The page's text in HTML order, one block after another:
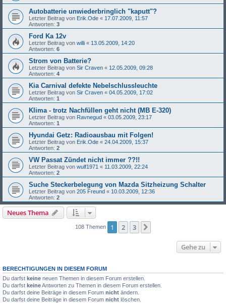
Autobatterie unwiederbringlich "kaputt"?
Letzter Beitrag von Erik.Ode « 17.07.2009, 11:57
Antworten: 3
Ford Ka 12v
Letzter Beitrag von willi « 13.05.2009, 14:20
Antworten: 6
Strom von Batterie?
Letzter Beitrag von Sir Craven « 12.05.2009, 09:28
Antworten: 4
Kia Carnival defekte Nebelschlussleuchte
Letzter Beitrag von Sir Craven « 04.05.2009, 17:02
Antworten: 1
Klima - trotz Nachfüllen geht nicht (MB E-320)
Letzter Beitrag von Ravnegud « 03.05.2009, 23:17
Antworten: 1
Hyundai Getz: Radioausbau mit Folgen!
Letzter Beitrag von Erik.Ode « 24.04.2009, 15:37
Antworten: 2
VW Passat Zündet nicht immer ??!!
Letzter Beitrag von wulf1971 « 11.03.2009, 22:24
Antworten: 2
Suche Steckerbelegung von Mazda Sitzheizung Schalter
Letzter Beitrag von 205 Freund « 10.03.2009, 12:36
Antworten: 2
Neues Thema
108 Themen 1 2 3
Gehe zu
BERECHTIGUNGEN IN DIESEM FORUM
Du darfst keine neuen Themen in diesem Forum erstellen.
Du darfst keineAntworten zu Themen in diesem Forum erstellen.
Du darfst deine Beiträge in diesem Forum nicht ändern.
Du darfst deine Beiträge in diesem Forum nicht löschen.